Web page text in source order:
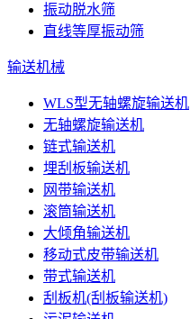
振动脱水筛
直线等厚振动筛
输送机械
WLS型无轴螺旋输送机
无轴螺旋输送机
链式输送机
埋刮板输送机
网带输送机
滚筒输送机
大倾角输送机
移动式皮带输送机
带式输送机
刮板机(刮板输送机)